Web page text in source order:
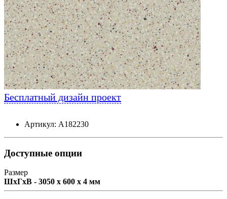
Бесплатный дизайн проект
Артикул: А182230
Доступные опции
Размер
ШxГxВ - 3050 x 600 x 4 мм